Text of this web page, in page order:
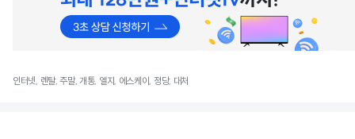
인터넷, 렌탈, 주말, 개통, 엘지, 에스케이, 정당, 대처